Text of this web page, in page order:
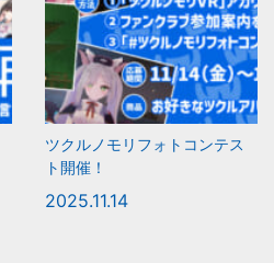
ツクルノモリフォトコンテス
ト開催！
2025.11.14